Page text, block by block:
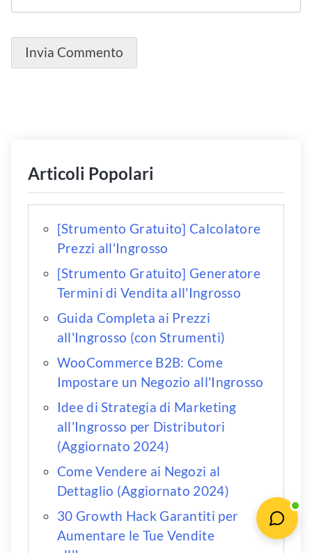
Articoli Popolari
[Strumento Gratuito] Calcolatore
Prezzi all'Ingrosso
[Strumento Gratuito] Generatore
Termini di Vendita all'Ingrosso
Guida Completa ai Prezzi
all'Ingrosso (con Strumenti)
WooCommerce B2B: Come
Impostare un Negozio all'Ingrosso
Idee di Strategia di Marketing
all'Ingrosso per Distributori
(Aggiornato 2024)
Come Vendere ai Negozi al
Dettaglio (Aggiornato 2024)
30 Growth Hack Garantiti per
Aumentare le Tue Vendite